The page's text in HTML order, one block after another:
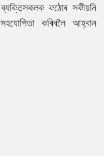
কঠোৰ সকীয়নি
কৰিবলৈ আহ্বান